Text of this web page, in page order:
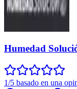
Humedad
1/5 basado en una